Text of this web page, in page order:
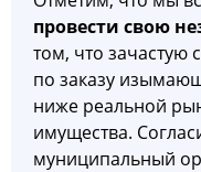
провести свою
том, что зачастую
по заказу
ниже реальной
имущества.
муниципальный